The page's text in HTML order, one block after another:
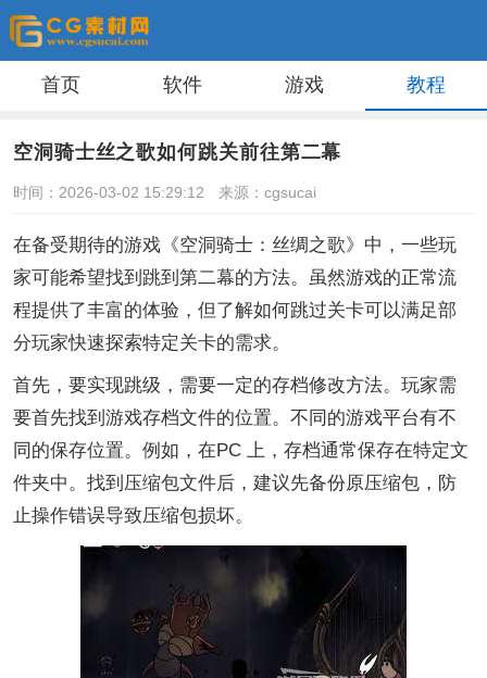
首页 软件 游戏 教程
空洞骑士丝之歌如何跳关前往第二幕
时间：2026-03-02 15:29:12 来源：cgsucai
在备受期待的游戏《空洞骑士：丝绸之歌》中，一些玩
家可能希望找到跳到第二幕的方法。虽然游戏的正常流
程提供了丰富的体验，但了解如何跳过关卡可以满足部
分玩家快速探索特定关卡的需求。
首先，要实现跳级，需要一定的存档修改方法。玩家需
要首先找到游戏存档文件的位置。不同的游戏平台有不
同的保存位置。例如，在PC 上，存档通常保存在特定文
件夹中。找到压缩包文件后，建议先备份原压缩包，防
止操作错误导致压缩包损坏。